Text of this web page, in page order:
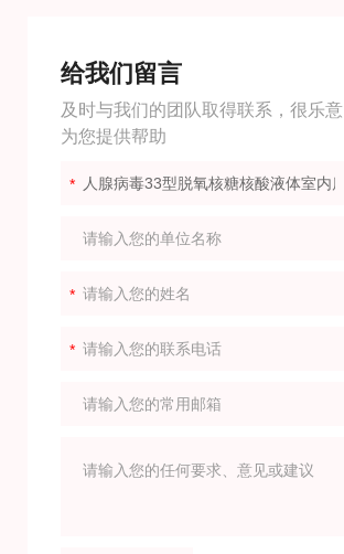
给我们留言
及时与我们的团队取得联系，很乐意
为您提供帮助